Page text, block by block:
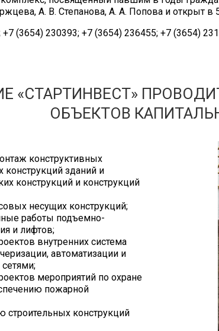
А. В. Степанова, А. А. Попова и открыт
(3654) 230393; +7 (3654) 236455; +7 (3654)
«СТАРТИНВЕСТ»
ОБЪЕКТОВ
конструктивных
зданий и
конструкций и конструкций
несущих конструкций;
работы подъемно-
и лифтов;
внутренних система
автоматизации и
мероприятий по охране
пожарной
конструкций